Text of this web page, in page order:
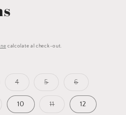
calcolate al check-out.
4Variante
o
non
disponibile
5Variante
non
disponibile
6Variante
o
non
disponibile
10 11Variante
esaurita
12